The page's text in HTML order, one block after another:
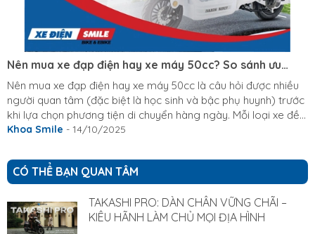
Nên mua xe đạp điện hay xe máy 50cc? So sánh ưu
nhược điểm
Nên mua xe đạp điện hay xe máy 50cc là câu hỏi được nhiều
người quan tâm (đặc biệt là học sinh và bậc phụ huynh) trước
khi lựa chọn phương tiện di chuyển hàng ngày. Mỗi loại xe đều
có ưu nhược điểm riêng về thiết kế, chi phí sử dụng, hiệu suất
sánh chi tiết để đưa ra quyết định phù hợp nhất với nhu cầu và
điều kiện của bản thân từ đó cân nhắc và có sự lựa chọn phù
Khoa Smile - 14/10/2025
CÓ THỂ BẠN QUAN TÂM
TAKASHI PRO: DÀN CHÂN VỮNG CHÃI –
KIÊU HÃNH LÀM CHỦ MỌI ĐỊA HÌNH